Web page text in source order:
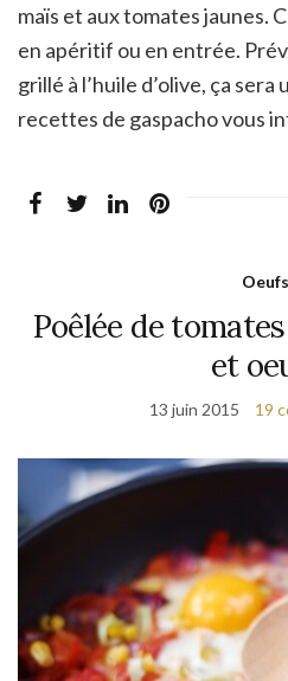
maïs et aux tomates jaunes.
en apéritif ou en entrée.
grillé à l’huile d’olive, ça sera
recettes de gaspacho vous
Oeufs
Poêlée de
et
13 juin 2015 19